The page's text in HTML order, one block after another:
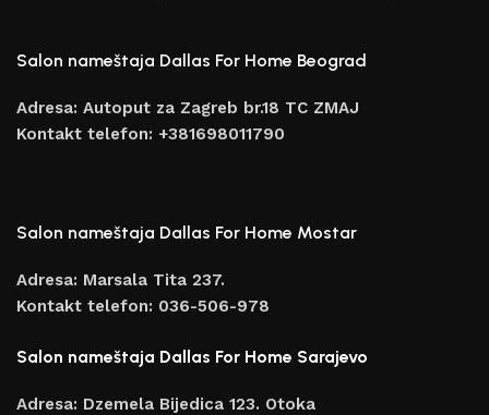
Salon nameštaja Dallas For Home Beograd
Adresa: Autoput za Zagreb br.18 TC ZMAJ
Kontakt telefon: +381698011790
Salon nameštaja Dallas For Home Mostar
Adresa: Marsala Tita 237.
Kontakt telefon: 036-506-978
Salon nameštaja Dallas For Home Sarajevo
Adresa: Dzemela Bijedica 123. Otoka